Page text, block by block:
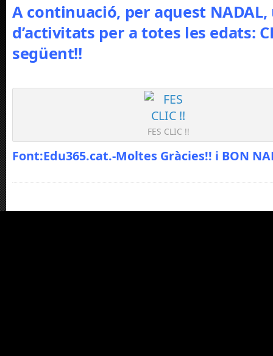
A continuació, per aquest
d’activitats per a totes les edats:
següent!!
FES CLIC !!
Font:Edu365.cat.-Moltes Gràcies!! i BON